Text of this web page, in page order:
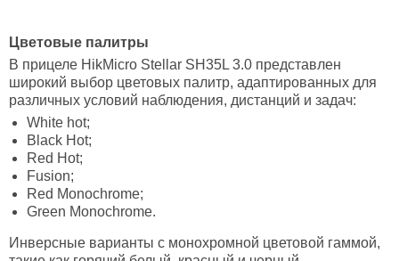
Цветовые палитры
В прицеле HikMicro Stellar SH35L 3.0 представлен
широкий выбор цветовых палитр, адаптированных для
различных условий наблюдения, дистанций и задач:
White hot;
Black Hot;
Red Hot;
Fusion;
Red Monochrome;
Green Monochrome.
Инверсные варианты с монохромной цветовой гаммой,